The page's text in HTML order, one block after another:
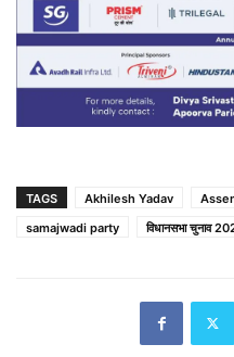
TAGS Akhilesh Yadav
samajwadi party
विधानसभा चुनाव